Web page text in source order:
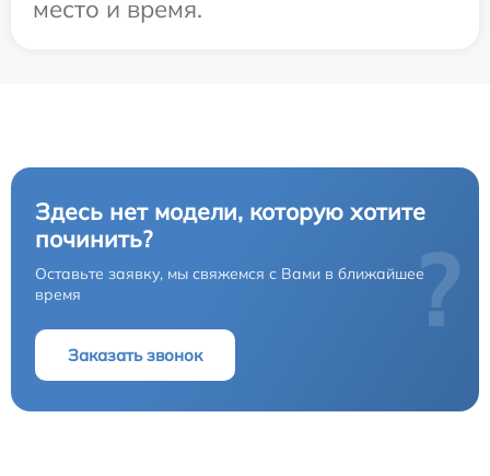
место и время.
Здесь нет модели, которую хотите
починить?
Оставьте заявку, мы свяжемся с Вами в ближайшее
время
Заказать звонок
?